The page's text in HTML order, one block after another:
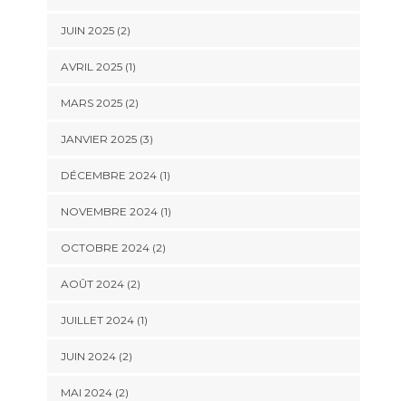
JUIN 2025(2)
AVRIL 2025(1)
MARS 2025(2)
JANVIER 2025(3)
DÉCEMBRE 2024(1)
NOVEMBRE 2024(1)
OCTOBRE 2024(2)
AOÛT 2024(2)
JUILLET 2024(1)
JUIN 2024(2)
MAI 2024(2)